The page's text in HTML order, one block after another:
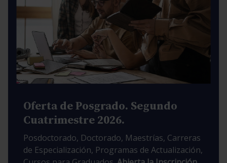
Oferta de Posgrado. Segundo
Cuatrimestre 2026.
Posdoctorado, Doctorado, Maestrías, Carreras
de Especialización, Programas de Actualización,